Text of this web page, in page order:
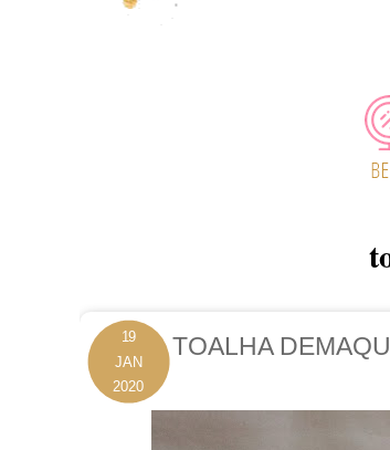
19
JAN
2020
TOALHA